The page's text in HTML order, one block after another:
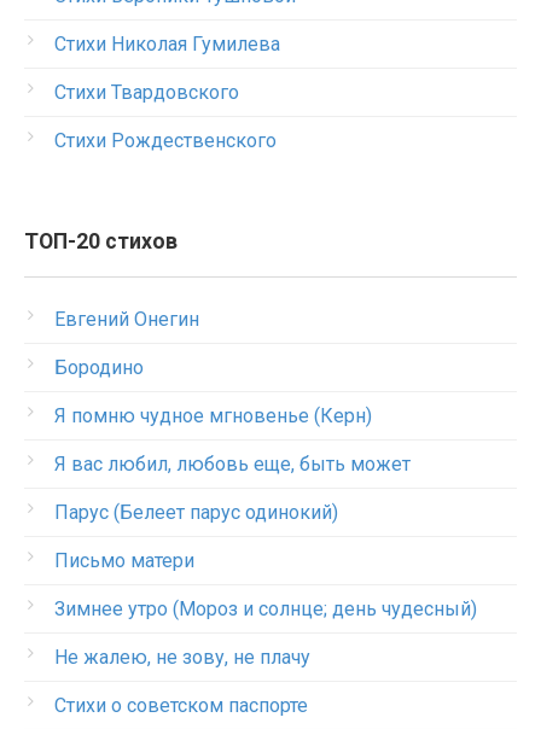
Стихи Николая Гумилева
Стихи Твардовского
Стихи Рождественского
ТОП-20 стихов
Евгений Онегин
Бородино
Я помню чудное мгновенье (Керн)
Я вас любил, любовь еще, быть может
Парус (Белеет парус одинокий)
Письмо матери
Зимнее утро (Мороз и солнце; день чудесный)
Не жалею, не зову, не плачу
Стихи о советском паспорте